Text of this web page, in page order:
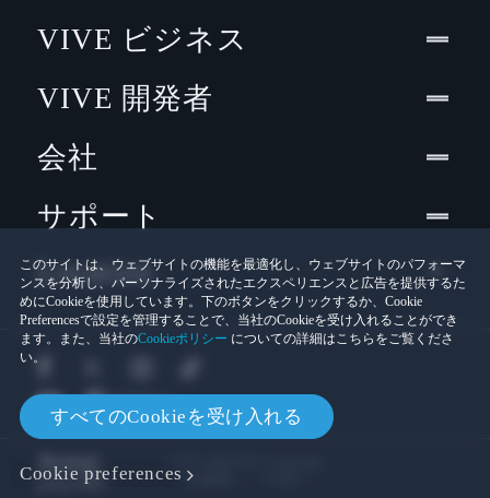
このサイトは、ウェブサイトの機能を最適化し、ウェブサイトのパフォーマ
ンスを分析し、パーソナライズされたエクスペリエンスと広告を提供するた
めにCookieを使用しています。下のボタンをクリックするか、Cookie
Preferencesで設定を管理することで、当社のCookieを受け入れることができ
ます。また、当社のCookieポリシー についての詳細はこちらをご覧くださ
い。
すべてのCookieを受け入れる
Cookie preferences
VIVE ビジネス
VIVE 開発者
会社
サポート
Location
法的情報